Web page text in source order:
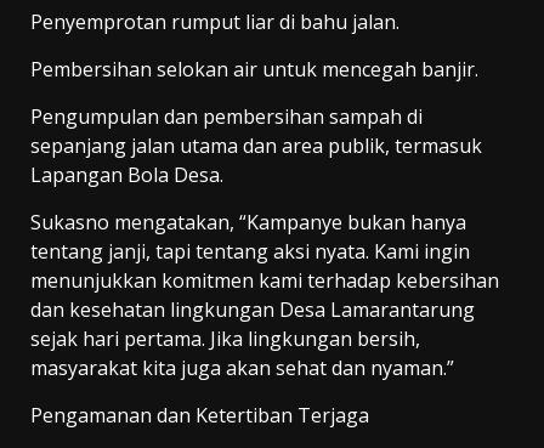
Penyemprotan rumput liar di bahu jalan.
Pembersihan selokan air untuk mencegah banjir.
Pengumpulan dan pembersihan sampah di
sepanjang jalan utama dan area publik, termasuk
Lapangan Bola Desa.
Sukasno mengatakan, “Kampanye bukan hanya
tentang janji, tapi tentang aksi nyata. Kami ingin
menunjukkan komitmen kami terhadap kebersihan
dan kesehatan lingkungan Desa Lamarantarung
sejak hari pertama. Jika lingkungan bersih,
masyarakat kita juga akan sehat dan nyaman.”
Pengamanan dan Ketertiban Terjaga